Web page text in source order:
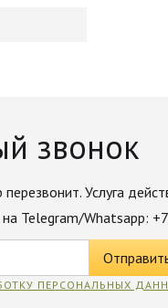
звонок
Услуга
Telegram/Whatsapp:
ПЕРСОНАЛЬНЫХ